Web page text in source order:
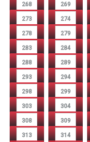
268 269
273 274
278 279
283 284
288 289
293 294
298 299
303 304
308 309
313 314